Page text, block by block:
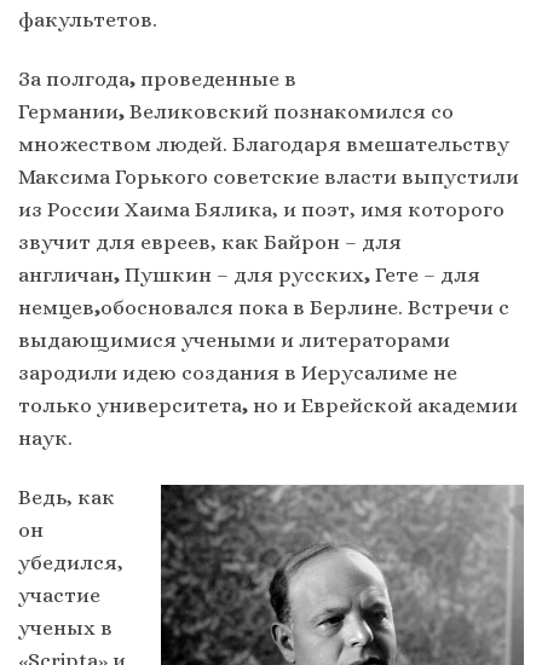
факультетов.
За полгода, проведенные в
Германии, Великовский познакомился со
множеством людей. Благодаря вмешательству
Максима Горького советские власти выпустили
из России Хаима Бялика, и поэт, имя которого
звучит для евреев, как Байрон – для
англичан, Пушкин – для русских, Гете – для
немцев,обосновался пока в Берлине. Встречи с
выдающимися учеными и литераторами
зародили идею создания в Иерусалиме не
только университета, но и Еврейской академии
наук.
Ведь, как
он
убедился,
участие
ученых в
«Scripta» и